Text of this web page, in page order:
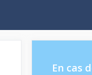
En cas